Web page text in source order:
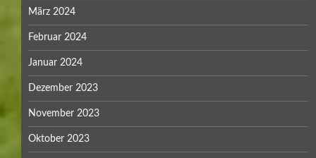
März 2024
Februar 2024
Januar 2024
Dezember 2023
November 2023
Oktober 2023